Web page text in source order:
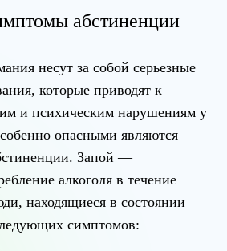
абстиненции
несут за собой серьезные
которые приводят к
и психическим нарушениям у
опасными являются
Запой —
алкоголя в течение
находящиеся в состоянии
симптомов: